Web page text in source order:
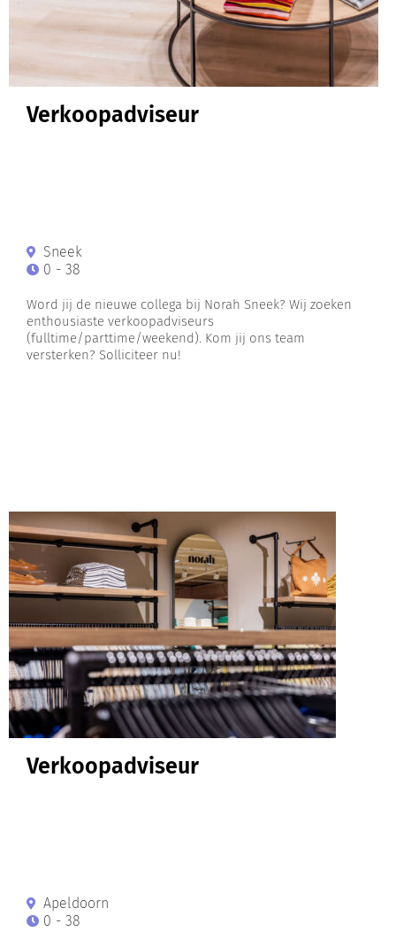
Verkoopadviseur
Sneek
0 - 38
Word jij de nieuwe collega bij Norah Sneek? Wij zoeken
enthousiaste verkoopadviseurs
(fulltime/parttime/weekend). Kom jij ons team
versterken? Solliciteer nu!
Verkoopadviseur
Apeldoorn
0 - 38